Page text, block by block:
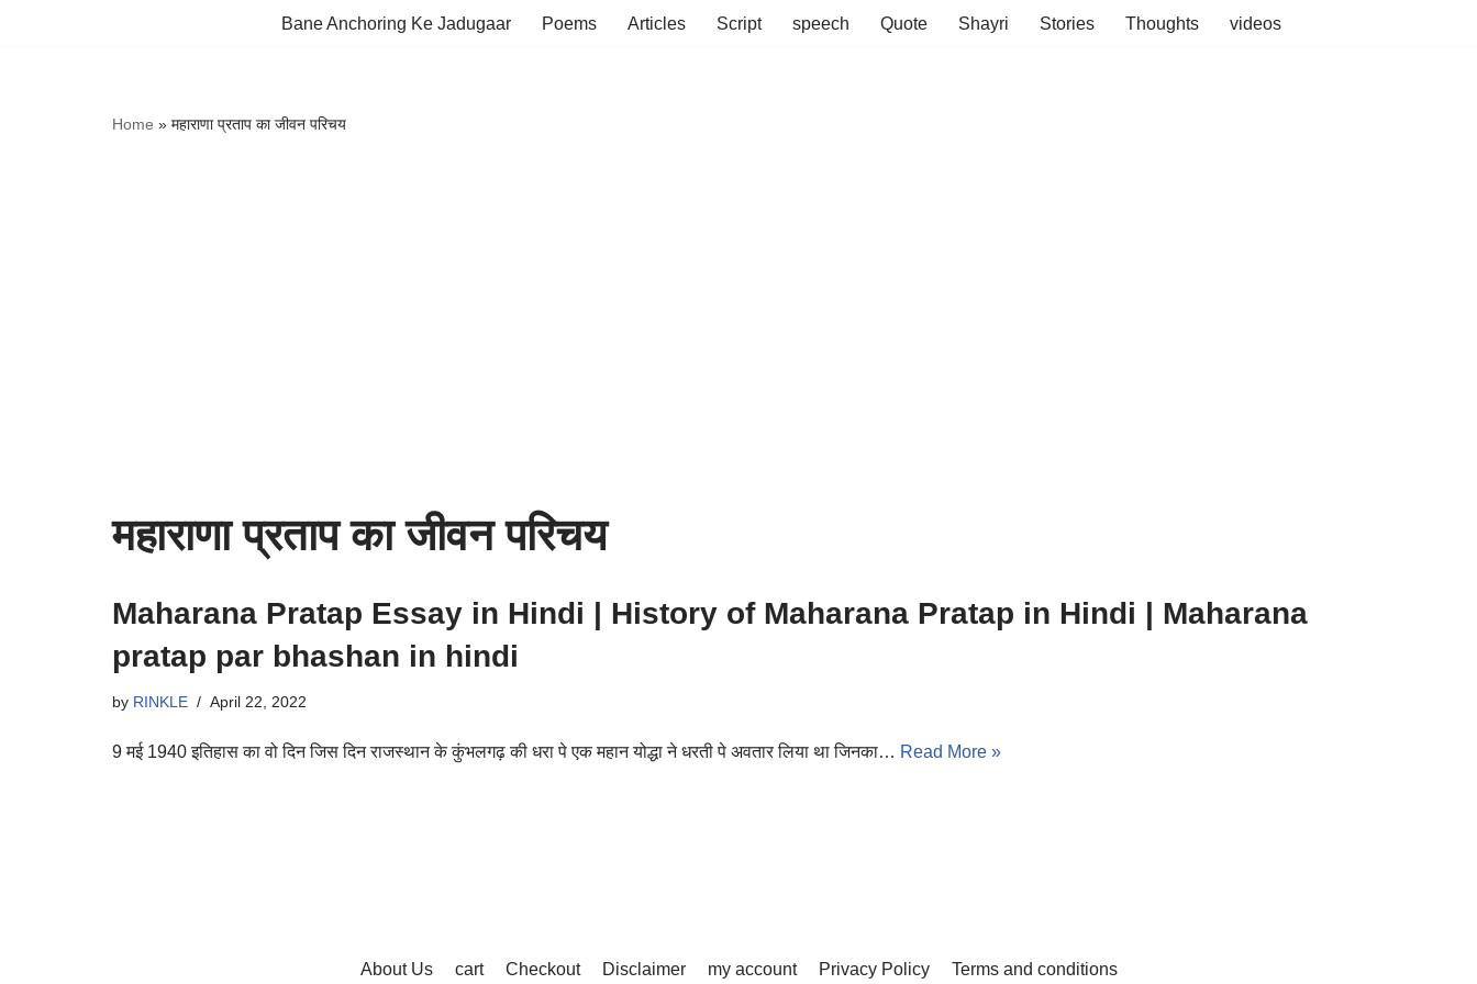
Bane Anchoring Ke Jadugaar Poems Articles Script speech Quote Shayri Stories Thoughts videos
Home » महाराणा प्रताप का जीवन परिचय
महाराणा प्रताप का जीवन परिचय
Maharana Pratap Essay in Hindi | History of Maharana Pratap in Hindi | Maharana
pratap par bhashan in hindi
by RINKLE April 22, 2022
9 मई 1940 इतिहास का वो दिन जिस दिन राजस्थान के कुंभलगढ़ की धरा पे एक महान योद्धा ने धरती पे अवतार लिया था जिनका… Read More »
About Us cart Checkout Disclaimer my account Privacy Policy Terms and conditions